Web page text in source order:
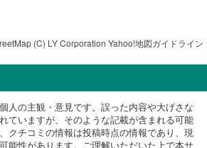
(C) LY Corporation Yahoo!地図ガイドライン
人の主観・意見です。誤った内容や大げさな
ていますが、そのような記載が含まれる可能
クチコミの情報は投稿時点の情報であり、現
能性があります。ご理解いただいた上で本サ